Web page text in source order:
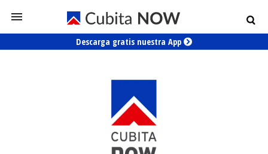
Descarga gratis nuestra App